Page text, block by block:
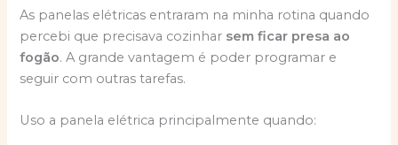
As panelas elétricas entraram na minha rotina quando
percebi que precisava cozinhar sem ficar presa ao
fogão. A grande vantagem é poder programar e
seguir com outras tarefas.
Uso a panela elétrica principalmente quando: